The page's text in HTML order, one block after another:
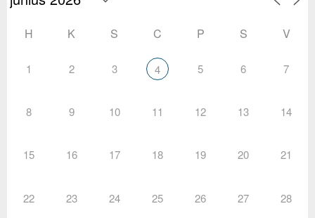
H K S C P S V
1 2 3 4 5 6 7
8 9 10 11 12 13 14
15 16 17 18 19 20 21
22 23 24 25 26 27 28